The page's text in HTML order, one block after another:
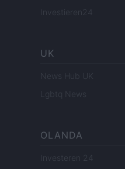
Investieren24
UK
News Hub UK
Lgbtq News
OLANDA
Investeren 24